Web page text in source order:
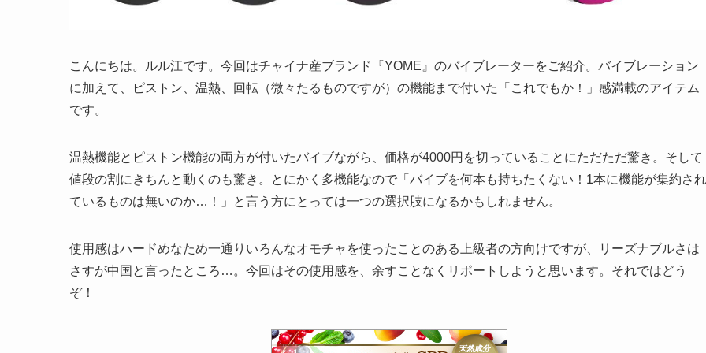
こんにちは。ルル江です。今回はチャイナ産ブランド『YOME』のバイブレーターをご紹介。バイブレーション
に加えて、ピストン、温熱、回転（微々たるものですが）の機能まで付いた「これでもか！」感満載のアイテム
です。
温熱機能とピストン機能の両方が付いたバイブながら、価格が4000円を切っていることにただただ驚き。そして
値段の割にきちんと動くのも驚き。とにかく多機能なので「バイブを何本も持ちたくない！1本に機能が集約され
ているものは無いのか…！」と言う方にとっては一つの選択肢になるかもしれません。
使用感はハードめなため一通りいろんなオモチャを使ったことのある上級者の方向けですが、リーズナブルさは
さすが中国と言ったところ…。今回はその使用感を、余すことなくリポートしようと思います。それではどう
ぞ！